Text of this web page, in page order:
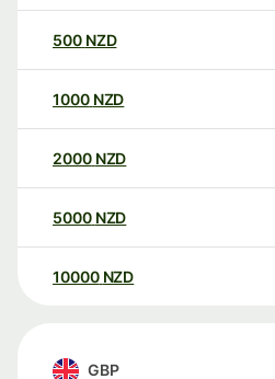
500 NZD
1000 NZD
2000 NZD
5000 NZD
10000 NZD
GBP